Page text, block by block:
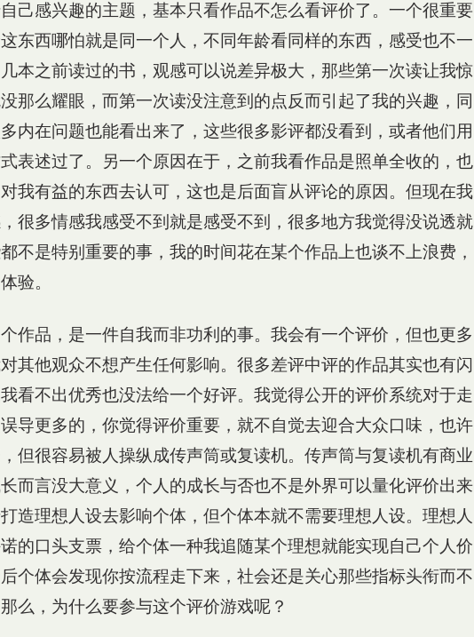
己感兴趣的主题，基本只看作品不怎么看评价了。一个很重要
东西哪怕就是同一个人，不同年龄看同样的东西，感受也不一
本之前读过的书，观感可以说差异极大，那些第一次读让我惊
那么耀眼，而第一次读没注意到的点反而引起了我的兴趣，同
内在问题也能看出来了，这些很多影评都没看到，或者他们用
表述过了。另一个原因在于，之前我看作品是照单全收的，也
我有益的东西去认可，这也是后面盲从评论的原因。但现在我
很多情感我感受不到就是感受不到，很多地方我觉得没说透就
不是特别重要的事，我的时间花在某个作品上也谈不上浪费，
验。
作品，是一件自我而非功利的事。我会有一个评价，但也更多
其他观众不想产生任何影响。很多差评中评的作品其实也有闪
看不出优秀也没法给一个好评。我觉得公开的评价系统对于走
导更多的，你觉得评价重要，就不自觉去迎合大众口味，也许
但很容易被人操纵成传声筒或复读机。传声筒与复读机有商业
而言没大意义，个人的成长与否也不是外界可以量化评价出来
造理想人设去影响个体，但个体本就不需要理想人设。理想人
的口头支票，给个体一种我追随某个理想就能实现自己个人价
个体会发现你按流程走下来，社会还是关心那些指标头衔而不
么，为什么要参与这个评价游戏呢？